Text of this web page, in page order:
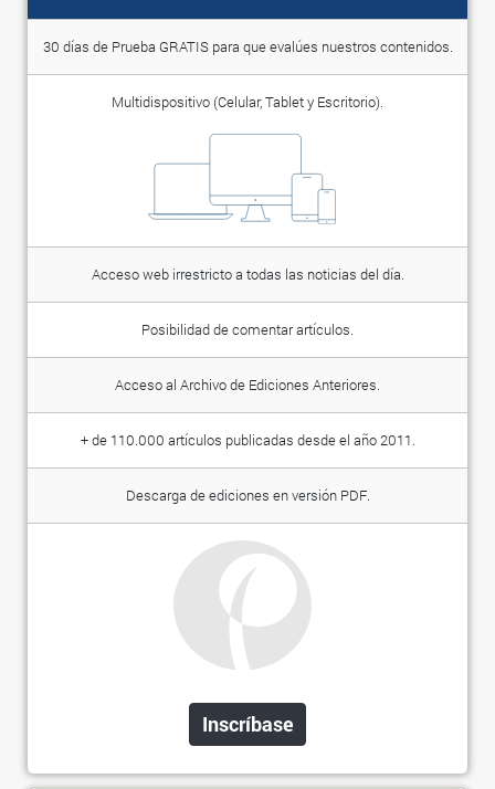
30 días de Prueba GRATIS para que evalúes nuestros contenidos.
Multidispositivo (Celular, Tablet y Escritorio).
Acceso web irrestricto a todas las noticias del día.
Posibilidad de comentar artículos.
Acceso al Archivo de Ediciones Anteriores.
+ de 110.000 artículos publicadas desde el año 2011.
Descarga de ediciones en versión PDF.
Inscríbase